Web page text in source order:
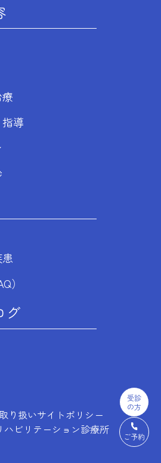
導
）
グ
り扱いサイトポリシー
ハビリテーション診療所
受診
の方
ご予約